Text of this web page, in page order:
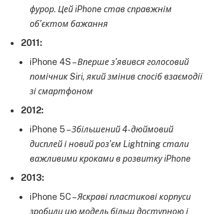
фурор. Цей iPhone став справжнім
об’єктом бажання
2011:
iPhone 4S –Вперше з’явився голосовий
помічник Siri, який змінив спосіб взаємодії
зі смартфоном
2012:
iPhone 5 –Збільшений 4-дюймовий
дисплей і новий роз’єм Lightning стали
важливими кроками в розвитку iPhone
2013:
iPhone 5C –Яскраві пластикові корпуси
зробили цю модель більш доступною і